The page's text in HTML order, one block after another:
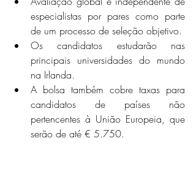
especialistas por pares como parte
de um processo de seleção objetivo.
Os candidatos estudarão nas
principais universidades do mundo
na Irlanda.
A bolsa também cobre taxas para
candidatos de países não
pertencentes à União Europeia, que
serão de até € 5.750.